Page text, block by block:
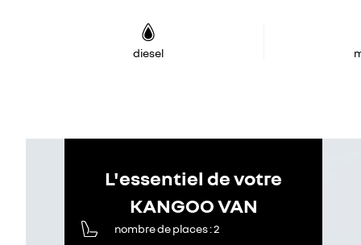
diesel
L'essentiel de votre
KANGOO VAN
nombre de places 2